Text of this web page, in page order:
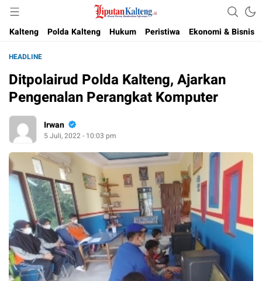
Liputan Kalteng
Akurat, Terpercaya & Independent
Kalteng
Polda Kalteng Hukum Peristiwa Ekonomi & Bisnis
HEADLINE
Ditpolairud Polda Kalteng, Ajarkan
Pengenalan Perangkat Komputer
Irwan
5 Juli, 2022 - 10:03 pm